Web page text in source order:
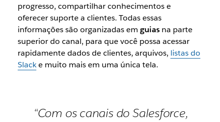
progresso, compartilhar conhecimentos e
oferecer suporte a clientes. Todas essas
informações são organizadas em guiasna parte
superior do canal, para que você possa acessar
rapidamente dados de clientes, arquivos, listas do
Slacke muito mais em uma única tela.
“Com os canais do Salesforce,